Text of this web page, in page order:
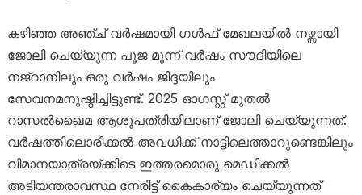
കഴിഞ്ഞ അഞ്ച് വർഷമായി ഗൾഫ് മേഖലയിൽ നഴ്സായി
ജോലി ചെയ്യുന്ന പൂജ മൂന്ന് വർഷം സൗദിയിലെ
നജ്റാനിലും ഒരു വർഷം ജിദ്ദയിലും
സേവനമനുഷ്ഠിച്ചിട്ടുണ്ട്. 2025 ഓഗസ്റ്റ് മുതൽ
റാസൽഖൈമ ആശുപത്രിയിലാണ് ജോലി ചെയ്യുന്നത്.
വർഷത്തിലൊരിക്കൽ അവധിക്ക് നാട്ടിലെത്താറുണ്ടെങ്കിലും
വിമാനയാത്രയ്ക്കിടെ ഇത്തരമൊരു മെഡിക്കൽ
അടിയന്തരാവസ്ഥ നേരിട്ട് കൈകാര്യം ചെയ്യുന്നത്